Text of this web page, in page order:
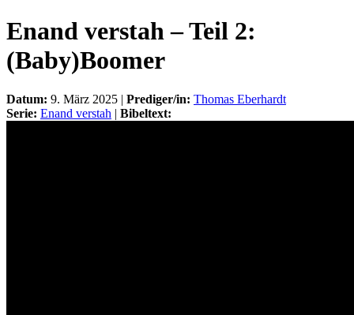
Enand verstah – Teil 2:
(Baby)Boomer
Datum: 9. März 2025 | Prediger/in: Thomas Eberhardt
Serie: Enand verstah | Bibeltext: